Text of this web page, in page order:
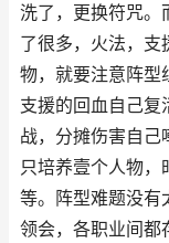
洗了，更换符咒。
了很多，火法，支
物，就要注意阵型
支援的回血自己复
战，分摊伤害自己
只培养壹个人物
等。阵型难题没有
领会，各职业间都